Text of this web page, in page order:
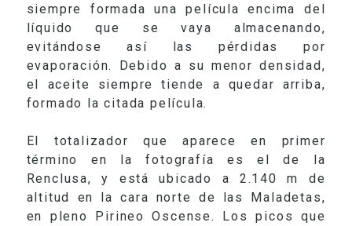
siempre formada una película encima del
líquido que se vaya almacenando,
evitándose así las pérdidas por
evaporación. Debido a su menor densidad,
el aceite siempre tiende a quedar arriba,
formado la citada película.
El totalizador que aparece en primer
término en la fotografía es el de la
Renclusa, y está ubicado a 2.140 m
de
altitud en la cara norte de las Maladetas,
en pleno Pirineo Oscense. Los picos que